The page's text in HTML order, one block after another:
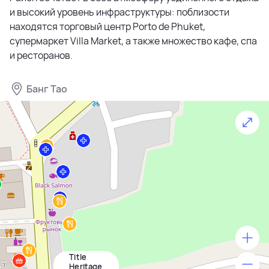
и высокий уровень инфраструктуры: поблизости
находятся торговый центр Porto de Phuket,
супермаркет Villa Market, а также множество кафе, спа
и ресторанов.
Банг Тао
Title
Heritage
500 м